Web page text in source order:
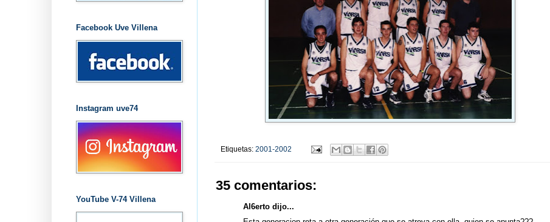
Etiquetas: 2001-2002
35 comentarios:
Al6erto dijo...
Facebook Uve Villena
Instagram uve74
YouTube V-74 Villena